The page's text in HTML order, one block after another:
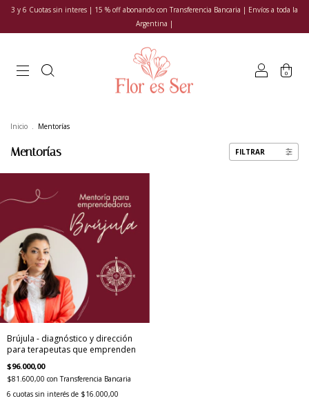
3 y 6 Cuotas sin interes | 15 % off abonando con Transferencia Bancaria | Envíos a toda la
Argentina |
0
Inicio . Mentorías
Mentorías FILTRAR
Brújula - diagnóstico y dirección
para terapeutas que emprenden
$96.000,00
$81.600,00 con Transferencia Bancaria
6 cuotas sin interés de $16.000,00